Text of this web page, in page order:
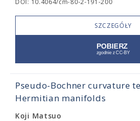
DOI: 10.4064/cm-80-2-191-200
SZCZEGÓŁY
Pseudo-Bochner curvature
Hermitian manifolds
Koji Matsuo